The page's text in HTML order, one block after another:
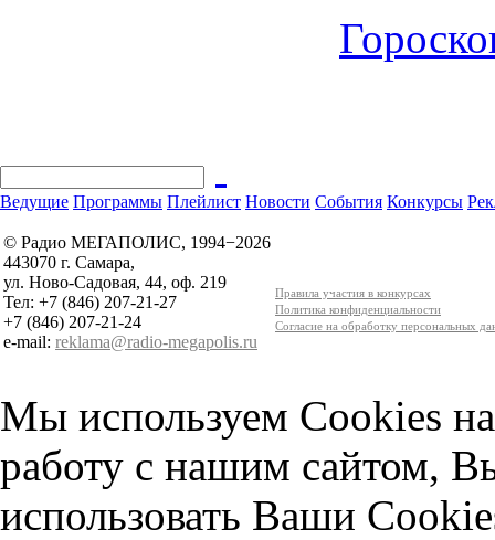
Ведущие Программы Плейлист Новости События Конкурсы
© Радио МЕГАПОЛИС, 1994−2026
443070 г. Самара,
ул. Ново-Садовая, 44, оф. 219
Тел: +7 (846) 207-21-27
+7 (846) 207-21-24
e-mail: reklama@radio-megapolis.ru
Правила участия в конкурсах
Политика конфиденциальности
Согласие на обработку персональных
Мы используем Cookies
работу с нашим сайтом,
использовать Ваши